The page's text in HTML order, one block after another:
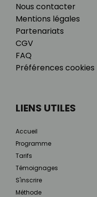
Nous contacter
Mentions légales
Partenariats
CGV
FAQ
Préférences cookies
LIENS UTILES
Accueil
Programme
Tarifs
Témoignages
S'inscrire
Méthode